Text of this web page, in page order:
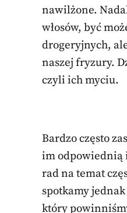
nawilżone.
włosów, być
drogeryjnych,
naszej fryzury.
czyli ich myciu.
Bardzo często
im odpowiednią
rad na temat
spotkamy
który